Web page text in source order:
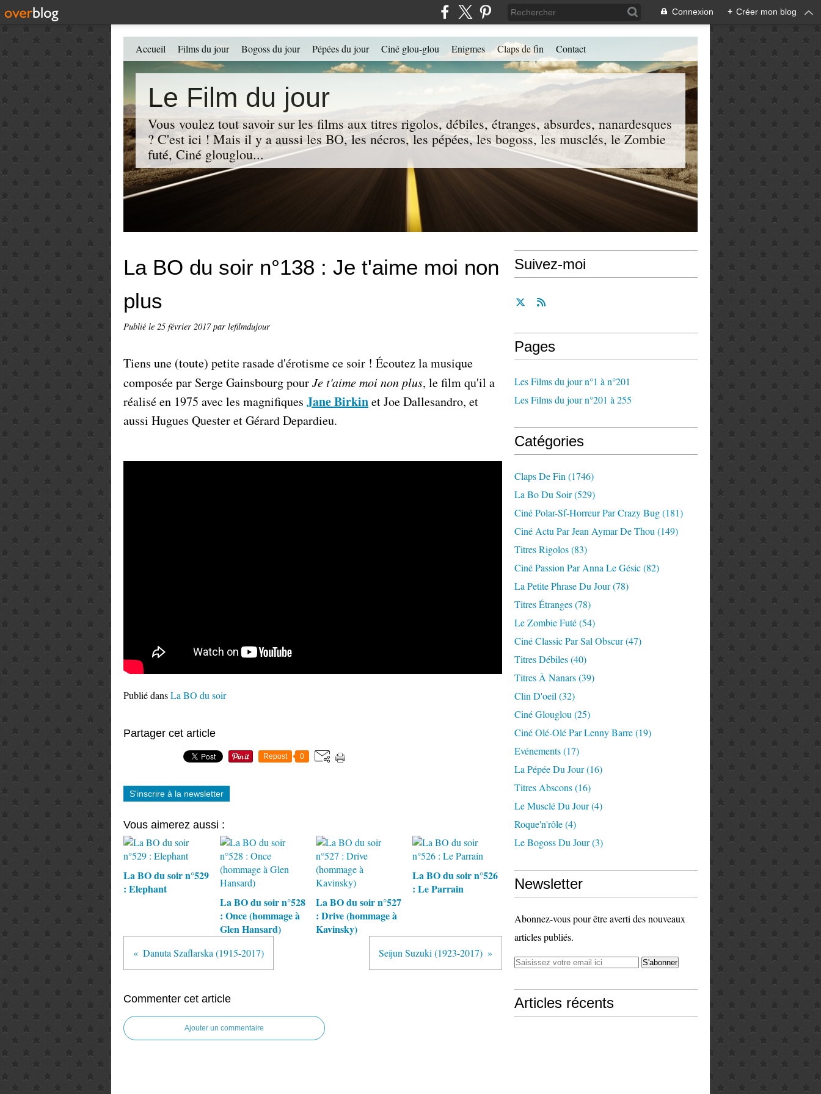
Connexion + Créer mon blog
Le Film du jour
Vous voulez tout savoir sur les films aux titres rigolos, débiles, étranges, absurdes, nanardesques
? C'est ici ! Mais il y a aussi les BO, les nécros, les pépées, les bogoss, les musclés, le Zombie
futé, Ciné glouglou...
Accueil Films du jour Bogoss du jour Pépées du jour Ciné glou-glou Enigmes Claps de fin Contact
La BO du soir n°138 : Je t'aime moi non
plus
Publié le 25 février 2017par lefilmdujour
Tiens une (toute) petite rasade d'érotisme ce soir ! Écoutez la musique
composée par Serge Gainsbourg pourJe t'aime moi non plus, le film qu'il a
réalisé en 1975 avec les magnifiques Jane Birkinet Joe Dallesandro, et
aussi Hugues Quester et Gérard Depardieu.
Publié dansLa BO du soir
Partager cet article
Repost 0
S'inscrire à la newsletter
Vous aimerez aussi :
La BO du soir n°529
: Elephant
La BO du soir n°528
: Once (hommage à
Glen Hansard)
La BO du soir n°527
: Drive (hommage à
Kavinsky)
La BO du soir n°526
: Le Parrain
Danuta Szaflarska (1915-2017) Seijun Suzuki (1923-2017)
Commenter cet article
Ajouter un commentaire
Suivez-moi
Pages
Les Films du jour n°1 à n°201
Les Films du jour n°201 à 255
Catégories
Claps De Fin (1746)
La Bo Du Soir(529)
Ciné Polar-Sf-Horreur Par Crazy Bug(181)
Ciné Actu Par Jean Aymar De Thou (149)
Titres Rigolos(83)
Ciné Passion Par Anna Le Gésic(82)
La Petite Phrase Du Jour(78)
Titres Étranges(78)
Le Zombie Futé(54)
Ciné Classic Par Sal Obscur(47)
Titres Débiles(40)
Titres À Nanars(39)
Clin D'oeil (32)
Ciné Glouglou (25)
Ciné Olé-Olé Par Lenny Barre(19)
Evénements(17)
La Pépée Du Jour(16)
Titres Abscons(16)
Le Musclé Du Jour(4)
Roque'n'rôle(4)
Le Bogoss Du Jour(3)
Newsletter
Abonnez-vous pour être averti des nouveaux
articles publiés.
Articles récents